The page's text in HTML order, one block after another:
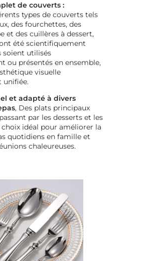
de couverts :
types de couverts tels
des fourchettes, des
et des cuillères à dessert,
été scientifiquement
soient utilisés
ou présentés en ensemble,
visuelle
unifiée.
et adapté à divers
, Des plats principaux
par les desserts et les
choix idéal pour améliorer la
quotidiens en famille et
chaleureuses.